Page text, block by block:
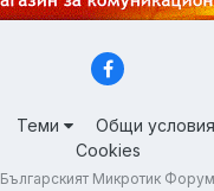
Теми Общи условия
Cookies
Българският Микротик Форум